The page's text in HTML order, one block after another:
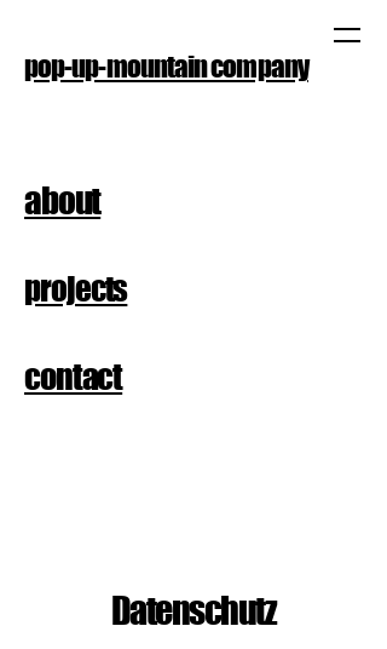
pop-up-mountain company
about
projects
contact
Datenschutz